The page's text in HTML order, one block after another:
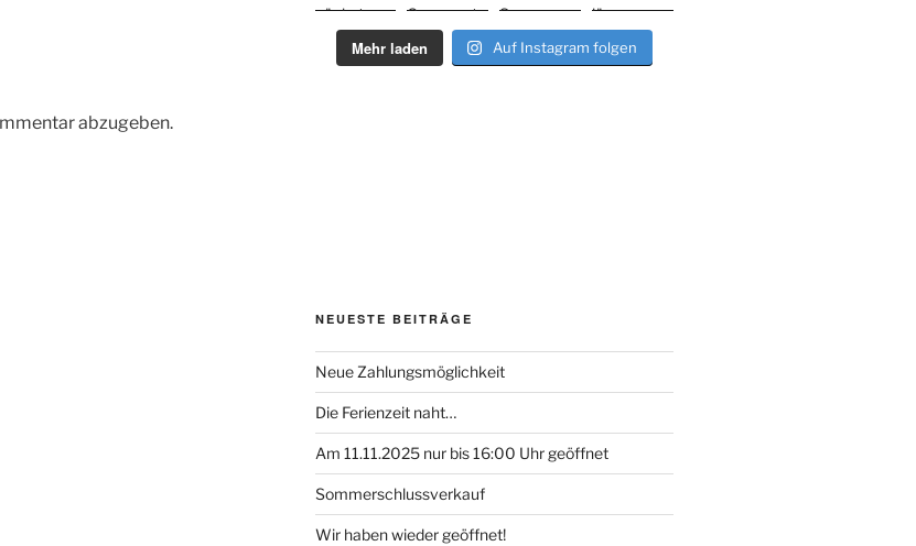
abzugeben.
Mehr laden Auf Instagram folgen
NEUESTE BEITRÄGE
Neue Zahlungsmöglichkeit
Die Ferienzeit naht…
Am 11.11.2025 nur bis 16:00 Uhr geöffnet
Sommerschlussverkauf
Wir haben wieder geöffnet!